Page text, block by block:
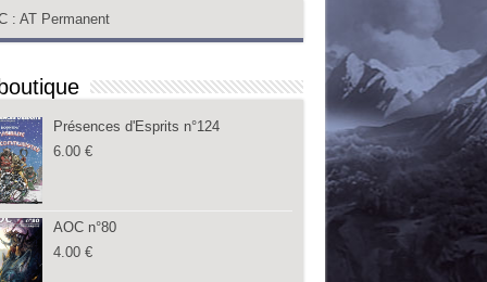
: AT Permanent
Présences d'Esprits n°124
6.00 €
AOC n°80
4.00 €